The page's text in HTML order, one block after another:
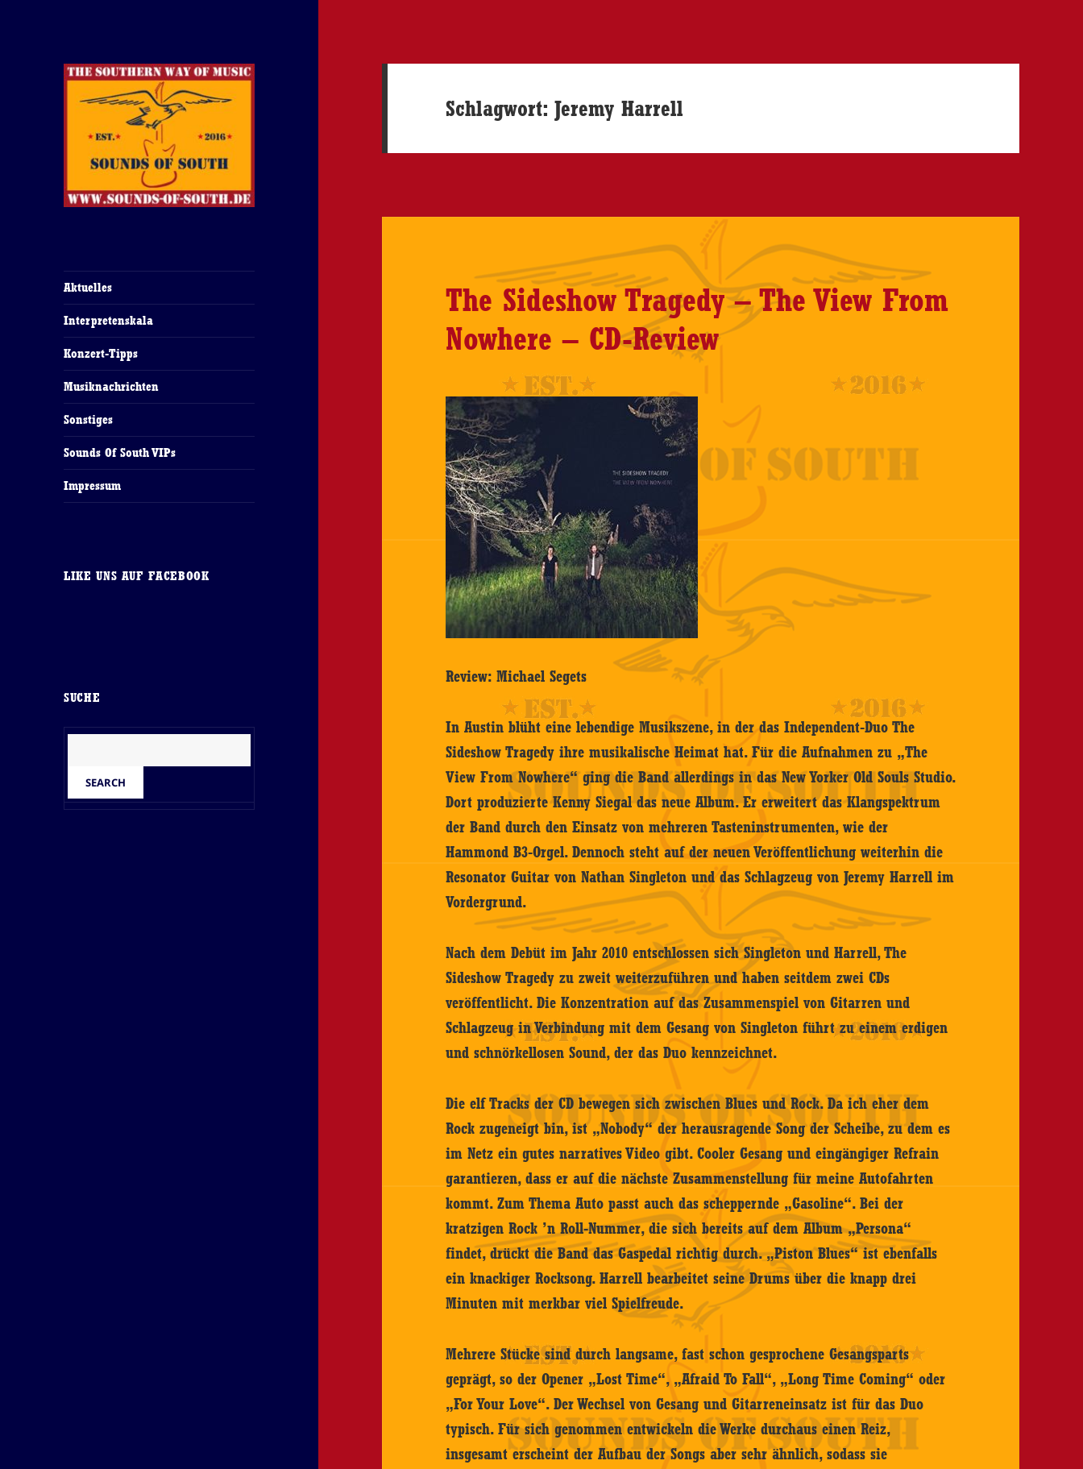
Aktuelles
Interpretenskala
Konzert-Tipps
Musiknachrichten
Sonstiges
Sounds Of South VIPs
Impressum
LIKE UNS AUF FACEBOOK
SUCHE
Schlagwort:Jeremy Harrell
The Sideshow Tragedy – The View From
Nowhere – CD-Review
Review: Michael Segets
In Austin blüht eine lebendige Musikszene, in der das Independent-Duo The
Sideshow Tragedy ihre musikalische Heimat hat. Für die Aufnahmen zu „The
View From Nowhere“ ging die Band allerdings in das New Yorker Old Souls Studio.
Dort produzierte Kenny Siegal das neue Album. Er erweitert das Klangspektrum
der Band durch den Einsatz von mehreren Tasteninstrumenten, wie der
Hammond B3-Orgel. Dennoch steht auf der neuen Veröffentlichung weiterhin die
Resonator Guitar von Nathan Singleton und das Schlagzeug von Jeremy Harrell im
Vordergrund.
Nach dem Debüt im Jahr 2010 entschlossen sich Singleton und Harrell, The
Sideshow Tragedy zu zweit weiterzuführen und haben seitdem zwei CDs
veröffentlicht. Die Konzentration auf das Zusammenspiel von Gitarren und
Schlagzeug in Verbindung mit dem Gesang von Singleton führt zu einem erdigen
und schnörkellosen Sound, der das Duo kennzeichnet.
Die elf Tracks der CD bewegen sich zwischen Blues und Rock. Da ich eher dem
Rock zugeneigt bin, ist „Nobody“ der herausragende Song der Scheibe, zu dem es
im Netz ein gutes narratives Video gibt. Cooler Gesang und eingängiger Refrain
garantieren, dass er auf die nächste Zusammenstellung für meine Autofahrten
kommt. Zum Thema Auto passt auch das scheppernde „Gasoline“. Bei der
kratzigen Rock ’n Roll-Nummer, die sich bereits auf dem Album „Persona“
findet, drückt die Band das Gaspedal richtig durch. „Piston Blues“ ist ebenfalls
ein knackiger Rocksong. Harrell bearbeitet seine Drums über die knapp drei
Minuten mit merkbar viel Spielfreude.
Mehrere Stücke sind durch langsame, fast schon gesprochene Gesangsparts
geprägt, so der Opener „Lost Time“, „Afraid To Fall“, „Long Time Coming“ oder
„For Your Love“. Der Wechsel von Gesang und Gitarreneinsatz ist für das Duo
typisch. Für sich genommen entwickeln die Werke durchaus einen Reiz,
insgesamt erscheint der Aufbau der Songs aber sehr ähnlich, sodass sie